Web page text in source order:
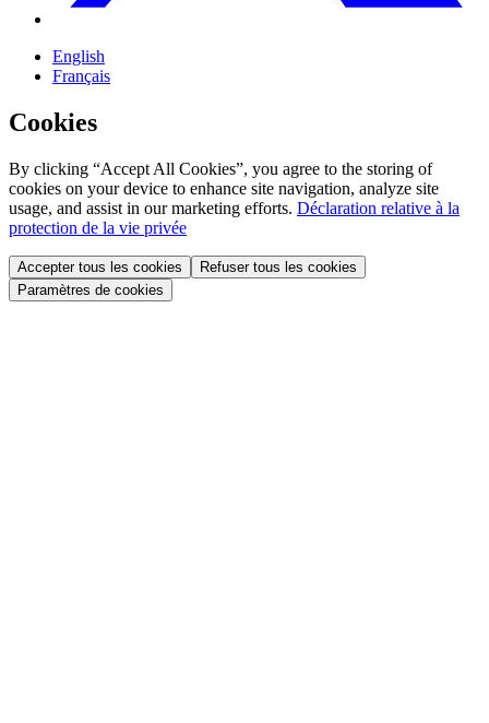
English
Français
Cookies
By clicking “Accept All Cookies”, you agree to the storing of
cookies on your device to enhance site navigation, analyze site
usage, and assist in our marketing efforts. Déclaration relative à la
protection de la vie privée
Accepter tous les cookies
Refuser tous les cookies
Paramètres de cookies